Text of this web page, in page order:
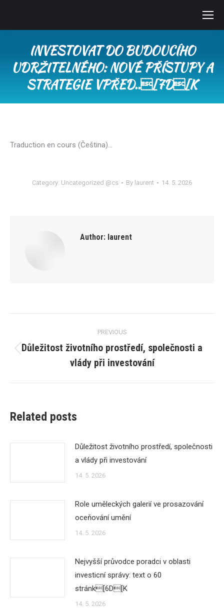
INVESTOVAT DO BUDOUCÍHO
UDRŽITELNÉHO: NOVÉ PŘÍSTUPY A
STRATEGIE VPŘED..[7D[K
Traduction en cours (Čeština)…
Category: Uncategorized @cs By laurent 14. 5. 2026
Author: laurent
navigation
PREVIOUS
post:
Důležitost životního prostředí, společnosti a
vlády při investování
Related posts
Důležitost životního prostředí, společnosti
a vlády při investování
14. 5. 2026
Role uměleckých galerií ve prosazování
oceňování umění
14. 5. 2026
Nejvyšší průvodce poradci v oblasti
investicní správy: text o 60
stránk[6D[K
14. 5. 2026